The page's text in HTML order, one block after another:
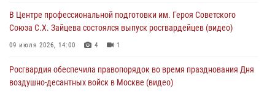
В Центре профессиональной подготовки им. Героя Советского
Союза С.Х. Зайцева состоялся выпуск росгвардейцев (видео)
09 июля 2026, 14:00 4 1
Росгвардия обеспечила правопорядок во время празднования Дня
воздушно-десантных войск в Москве (видео)